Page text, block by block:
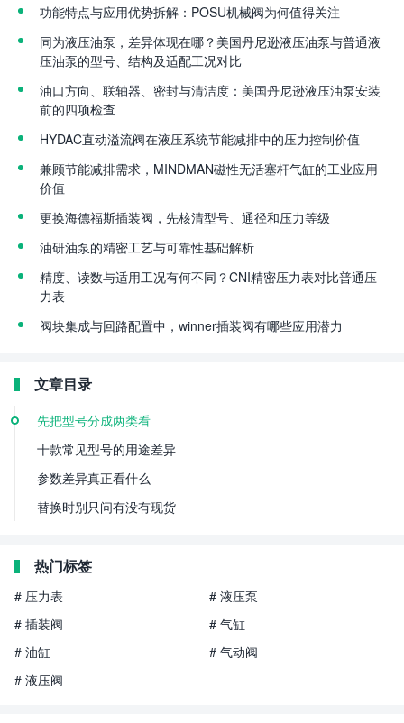
功能特点与应用优势拆解：POSU机械阀为何值得关注
同为液压油泵，差异体现在哪？美国丹尼逊液压油泵与普通液
压油泵的型号、结构及适配工况对比
油口方向、联轴器、密封与清洁度：美国丹尼逊液压油泵安装
前的四项检查
HYDAC直动溢流阀在液压系统节能减排中的压力控制价值
兼顾节能减排需求，MINDMAN磁性无活塞杆气缸的工业应用
价值
更换海德福斯插装阀，先核清型号、通径和压力等级
油研油泵的精密工艺与可靠性基础解析
精度、读数与适用工况有何不同？CNI精密压力表对比普通压
力表
阀块集成与回路配置中，winner插装阀有哪些应用潜力
文章目录
先把型号分成两类看
十款常见型号的用途差异
参数差异真正看什么
替换时别只问有没有现货
热门标签
# 压力表
# 液压泵
# 插装阀
# 气缸
# 油缸
# 气动阀
# 液压阀